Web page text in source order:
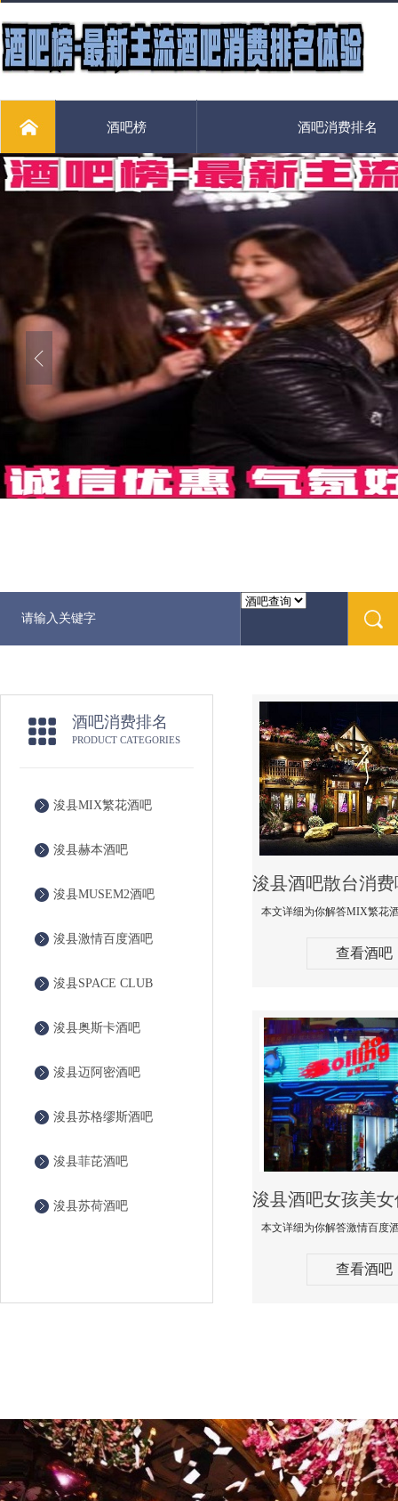
酒吧榜 酒吧消费排名
酒吧消费排名
PRODUCT CATEGORIES
浚县MIX繁花酒吧
浚县赫本酒吧
浚县MUSEM2酒吧
浚县激情百度酒吧
浚县SPACE CLUB
浚县奥斯卡酒吧
浚县迈阿密酒吧
浚县苏格缪斯酒吧
浚县菲芘酒吧
浚县苏荷酒吧
查看酒吧
查看酒吧